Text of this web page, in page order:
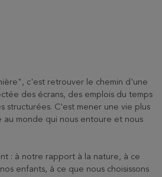
c'est retrouver le chemin d'une
des écrans, des emplois du temps
structurées. C'est mener une vie plus
au monde qui nous entoure et nous
: à notre rapport à la nature, à ce
enfants, à ce que nous choisissons